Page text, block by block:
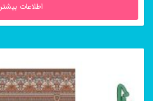
اطلاعات بیشتر